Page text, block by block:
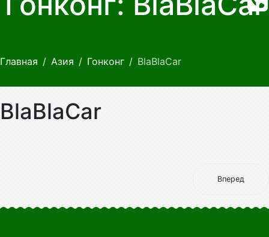
Главная Азия Гонконг BlaBlaCar
BlaBlaCar
Вперед